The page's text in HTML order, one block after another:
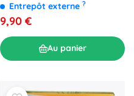
Entrepôt externe ?
9,90 €
Au panier